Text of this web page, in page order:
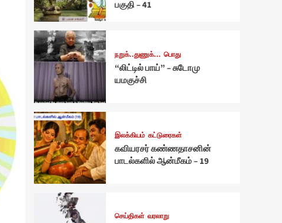
பகுதி – 41
நறுக்..துணுக்... பொது
“லிட்டில் பாய்” – சுடோமு
யமகுச்சி
இலக்கியம் கட்டுரைகள்
கவியரசர் கண்ணதாசனின்
பாடல்களில் ஆன்மீகம் – 19
செய்திகள் வரலாறு